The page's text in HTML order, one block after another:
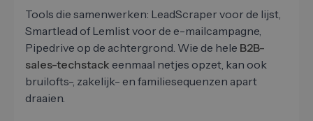
Tools die samenwerken: LeadScraper voor de lijst,
Smartlead of Lemlist voor de e-mailcampagne,
Pipedrive op de achtergrond. Wie de hele B2B-
sales-techstack eenmaal netjes opzet, kan ook
bruilofts-, zakelijk- en familiesequenzen apart
draaien.